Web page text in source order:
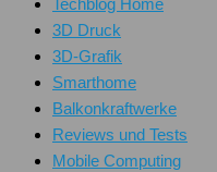
Techblog Home
3D Druck
3D-Grafik
Smarthome
Balkonkraftwerke
Reviews und Tests
Mobile Computing